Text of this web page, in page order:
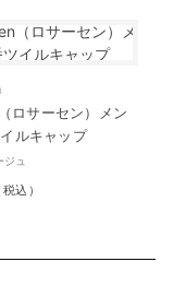
ロサーセン）メン
ルキャップ
ュ
税込）